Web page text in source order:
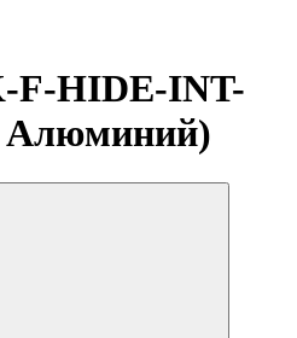
F-HIDE-INT-
Алюминий)